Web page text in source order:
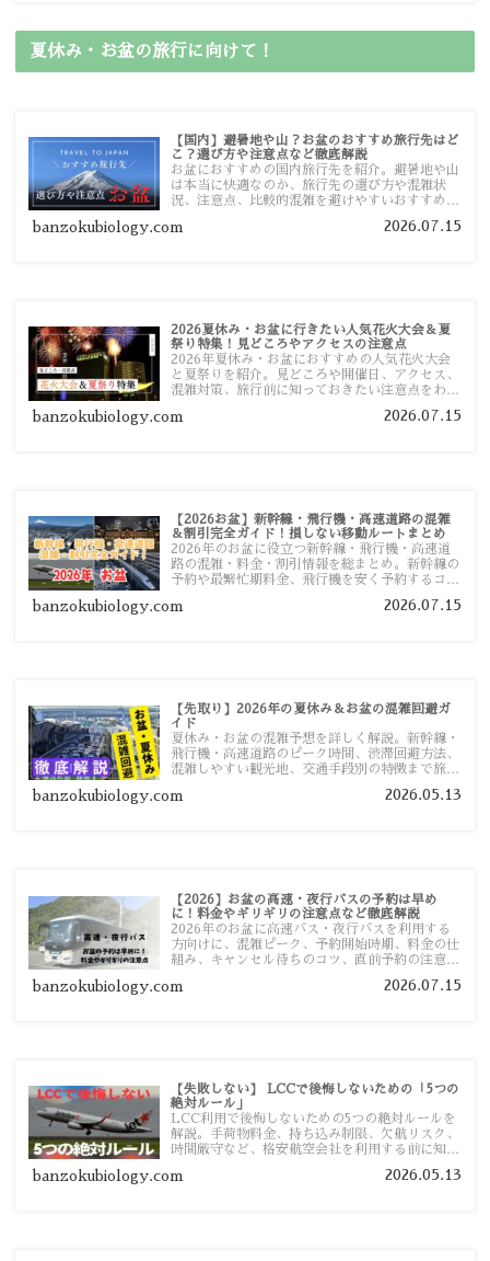
夏休み・お盆の旅行に向けて！
【国内】避暑地や山？お盆のおすすめ旅行先はど
こ？選び方や注意点など徹底解説
お盆におすすめの国内旅行先を紹介。避暑地や山
は本当に快適なのか、旅行先の選び方や混雑状
況、注意点、比較的混雑を避けやすいおすすめス
す。
banzokubiology.com 2026.07.15
2026夏休み・お盆に行きたい人気花火大会＆夏
祭り特集！見どころやアクセスの注意点
2026年夏休み・お盆におすすめの人気花火大会
と夏祭りを紹介。見どころや開催日、アクセス、
混雑対策、旅行前に知っておきたい注意点をわか
banzokubiology.com 2026.07.15
【2026お盆】新幹線・飛行機・高速道路の混雑
＆割引完全ガイド！損しない移動ルートまとめ
2026年のお盆に役立つ新幹線・飛行機・高速道
路の混雑・料金・割引情報を総まとめ。新幹線の
予約や最繁忙期料金、飛行機を安く予約するコ
い移動方法を分かりやすく解説します。
banzokubiology.com 2026.07.15
【先取り】2026年の夏休み＆お盆の混雑回避ガ
イド
夏休み・お盆の混雑予想を詳しく解説。新幹線・
飛行機・高速道路のピーク時間、渋滞回避方法、
混雑しやすい観光地、交通手段別の特徴まで旅行
banzokubiology.com 2026.05.13
【2026】お盆の高速・夜行バスの予約は早め
に！料金やギリギリの注意点など徹底解説
2026年のお盆に高速バス・夜行バスを利用する
方向けに、混雑ピーク、予約開始時期、料金の仕
組み、キャンセル待ちのコツ、直前予約の注意点
banzokubiology.com 2026.07.15
【失敗しない】 LCCで後悔しないための「5つの
絶対ルール」
LCC利用で後悔しないための5つの絶対ルールを
解説。手荷物料金、持ち込み制限、欠航リスク、
時間厳守など、格安航空会社を利用する前に知っ
す。
banzokubiology.com 2026.05.13